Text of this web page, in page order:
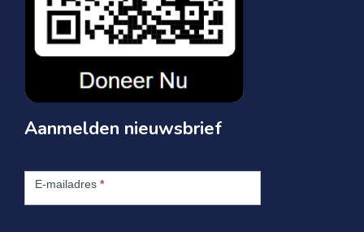
Aanmelden nieuwsbrief
nieuwsbrief
E-mailadres *